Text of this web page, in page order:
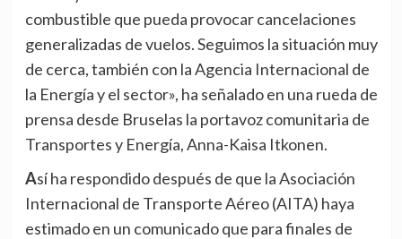
combustible que pueda provocar cancelaciones
generalizadas de vuelos. Seguimos la situación muy
de cerca, también con la Agencia Internacional de
la Energía y el sector», ha señalado en una rueda de
prensa desde Bruselas la portavoz comunitaria de
Transportes y Energía, Anna-Kaisa Itkonen.
Así ha respondido después de que la Asociación
Internacional de Transporte Aéreo (AITA) haya
estimado en un comunicado que para finales de